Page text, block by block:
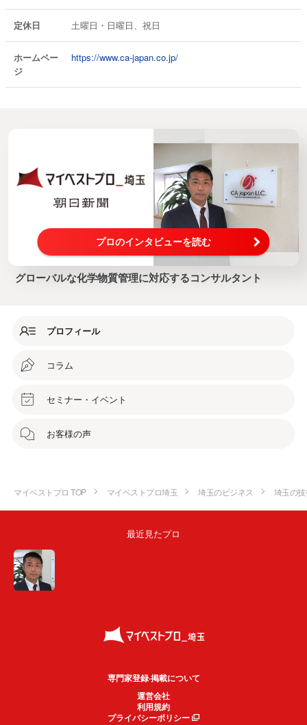
定休日 土曜日・日曜日、祝日
ホームペー
ジ
https://www.ca-japan.co.jp/
プロのインタビューを読む
グローバルな化学物質管理に対応するコンサルタント
プロフィール
コラム
セミナー・イベント
お客様の声
マイベストプロ TOP マイベストプロ埼玉 埼玉のビジネス 埼玉の
最近見たプロ
専門家登録·掲載について
運営会社
利用規約
プライバシーポリシー